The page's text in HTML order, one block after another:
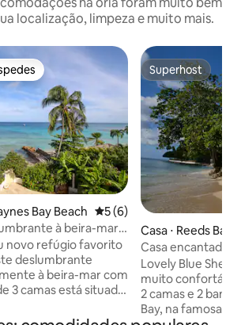
localização, limpeza e muito mais.
Bay Beach 5 de uma avaliação média
5 (6)
à beira-mar
novo refúgio favorito
deslumbrante
à beira-mar com
3 camas está situado
para a praia de Payne
Superhost
Superhost
Casa ⋅ Reeds Bay
Casa
fantástica
Lovely Blue Shells
muito
2 camas e 2
Bay, na famosa